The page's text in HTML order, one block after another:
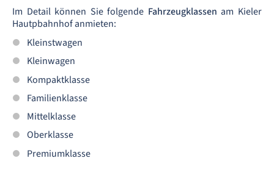
Im Detail können Sie folgende Fahrzeugklassen am Kieler
Hautpbahnhof anmieten:
Kleinstwagen
Kleinwagen
Kompaktklasse
Familienklasse
Mittelklasse
Oberklasse
Premiumklasse